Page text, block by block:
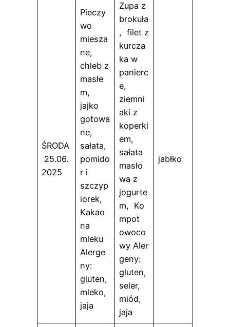
ŚRODA
25.06.
2025
Pieczy
wo
miesza
ne,
chleb z
masłe
m,
jajko
gotowa
ne,
sałata,
pomido
r i
szczyp
iorek,
Kakao
na
mleku
Alerge
ny:
gluten,
mleko,
jaja
Zupa z
brokuła
, filet z
kurcza
ka w
panierc
e,
ziemni
aki z
koperki
em,
sałata
masło
wa z
jogurte
m, Ko
mpot
owoco
wy Aler
geny:
gluten,
seler,
miód,
jaja
jabłko